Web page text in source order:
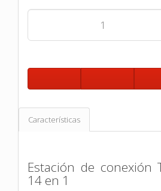
Características
Estación de conexión
14 en 1